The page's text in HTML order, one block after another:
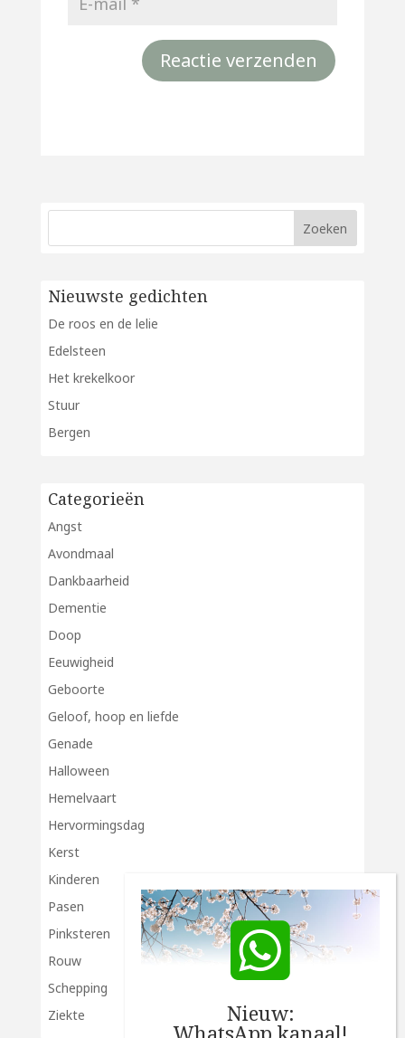
Nieuwste gedichten
De roos en de lelie
Edelsteen
Het krekelkoor
Stuur
Bergen
Categorieën
Angst
Avondmaal
Dankbaarheid
Dementie
Doop
Eeuwigheid
Geboorte
Geloof, hoop en liefde
Genade
Halloween
Hemelvaart
Hervormingsdag
Kerst
Kinderen
Pasen
Pinksteren
Rouw
Schepping
Ziekte
Nieuw:
WhatsApp kanaal!